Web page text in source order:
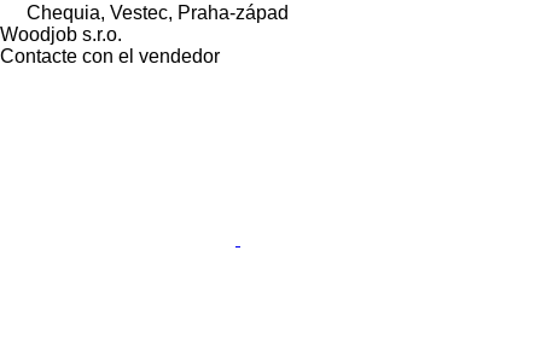
Chequia, Vestec, Praha-západ
Woodjob s.r.o.
Contacte con el vendedor